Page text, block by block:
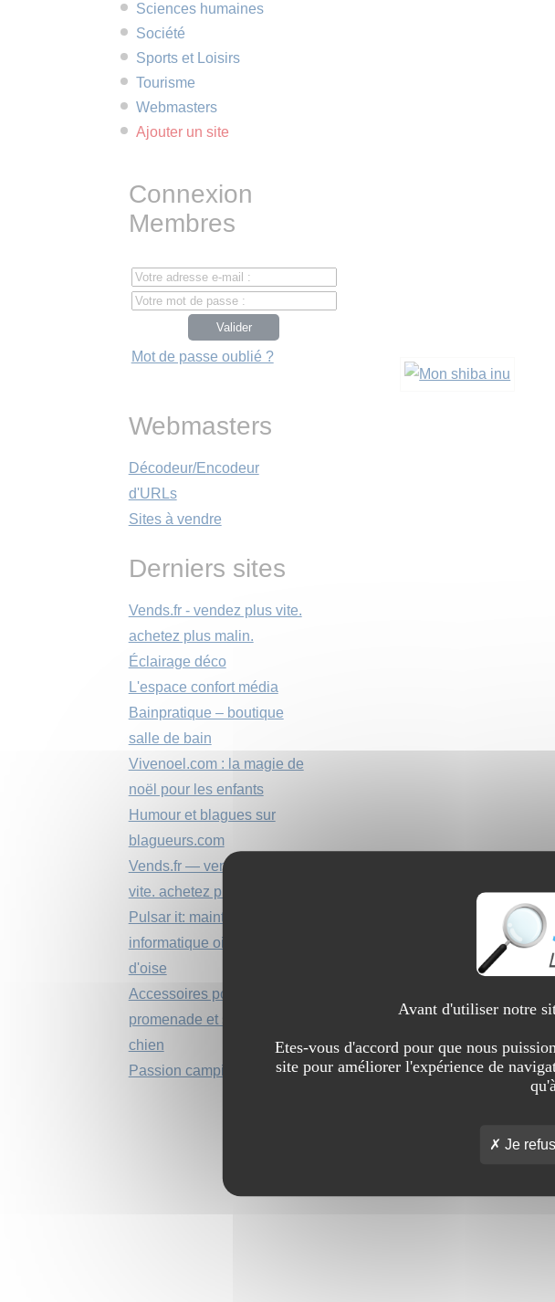
Sciences humaines
Société
Sports et Loisirs
Tourisme
Webmasters
Ajouter un site
Connexion
Membres
Mot de passe oublié ?
Webmasters
Décodeur/Encodeur
d'URLs
Sites à vendre
Derniers sites
Vends.fr - vendez plus vite.
achetez plus malin.
Éclairage déco
L'espace confort média
Bainpratique – boutique
salle de bain
Vivenoel.com : la magie de
noël pour les enfants
Humour et blagues sur
blagueurs.com
Vends.fr — vendez plus
vite. achetez plus malin.
Pulsar it: maintenance
informatique oise et val
d'oise
Accessoires pour la
promenade et sortie du
chien
Passion camping
Avant d'utiliser notre
Etes-vous d'accord pour que nous
site pour améliorer l'expérience de
Je